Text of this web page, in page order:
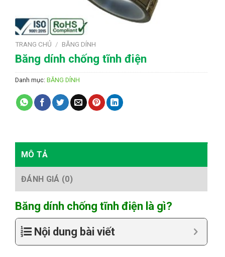
TRANG CHỦ / BĂNG DÍNH
Băng dính chống tĩnh điện
Danh mục: BĂNG DÍNH
MÔ TẢ
ĐÁNH GIÁ (0)
Băng dính chống tĩnh điện là gì?
Nội dung bài viết